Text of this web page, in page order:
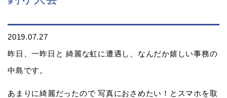
2019.07.27
昨日、一昨日と 綺麗な虹に遭遇し、なんだか嬉しい事務の
中島です。
あまりに綺麗だったので 写真におさめたい！とスマホを取